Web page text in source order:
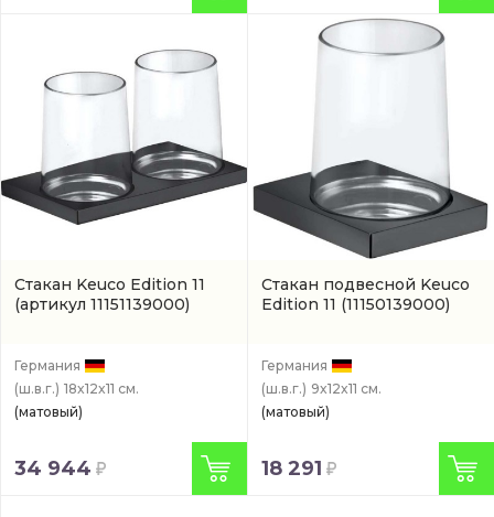
Стакан Keuco Edition 11
(артикул 11151139000)
Германия
(ш.в.г.) 18x12x11 см.
(матовый)
34 944
Стакан подвесной Keuco
Edition 11 (11150139000)
Германия
(ш.в.г.) 9x12x11 см.
(матовый)
18 291